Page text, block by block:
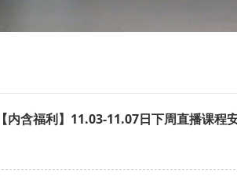
【内含福利】11.03-11.07日下周直播课程